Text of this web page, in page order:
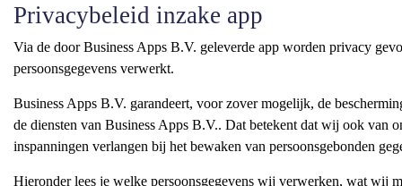
Privacybeleid inzake app
Via de door Business Apps B.V. geleverde app worden privacy
persoonsgegevens verwerkt.
Business Apps B.V. garandeert, voor zover mogelijk, de
de diensten van Business Apps B.V.. Dat betekent dat wij ook van
inspanningen verlangen bij het bewaken van persoonsgebonden
Hieronder lees je welke persoonsgegevens wij verwerken, wat wij